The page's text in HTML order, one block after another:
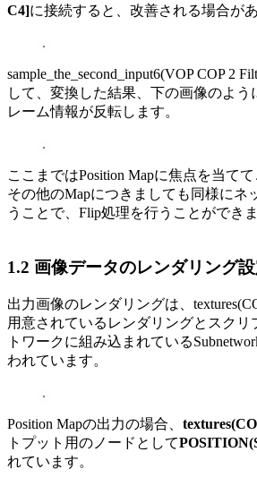
C4]に接続すると、改善される場合があ
sample_the_second_input6(VOP COP 2
して、変換した結果、下の画像のよう
レーム情報が反転します。
ここまではPosition Mapに焦点を当て
その他のMapにつきましても同様にネ
うことで、Flip処理を行うことができま
1.2 画像データのレンダリング
出力画像のレンダリングは、
用意されているレンダリングとスクリ
トワークに組み込まれている
われています。
Position Mapの出力の場合、
トプット用のノードとして
れています。